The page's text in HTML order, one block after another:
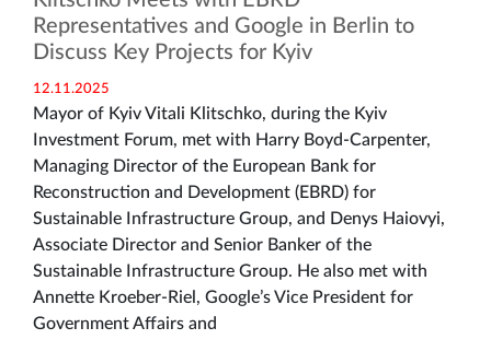
Representatives and Google in Berlin to
Discuss Key Projects for Kyiv
12.11.2025
Mayor of Kyiv Vitali Klitschko, during the Kyiv
Investment Forum, met with Harry Boyd-Carpenter,
Managing Director of the European Bank for
Reconstruction and Development (EBRD) for
Sustainable Infrastructure Group, and Denys Haiovyi,
Associate Director and Senior Banker of the
Sustainable Infrastructure Group. He also met with
Annette Kroeber-Riel, Google’s Vice President for
Government Affairs and